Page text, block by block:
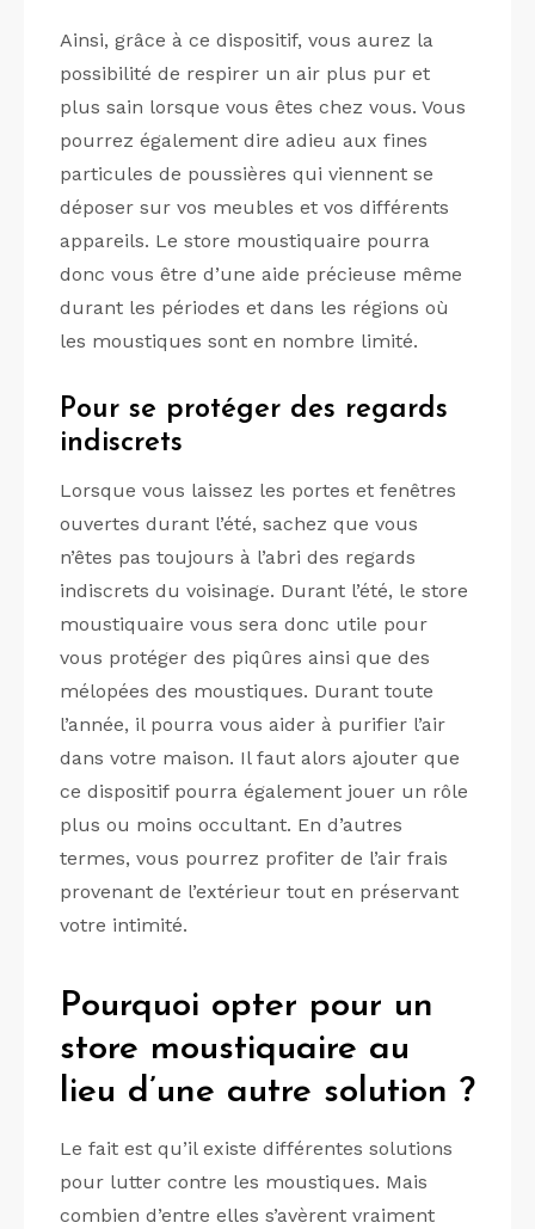
Ainsi, grâce à ce dispositif, vous aurez la
possibilité de respirer un air plus pur et
plus sain lorsque vous êtes chez vous. Vous
pourrez également dire adieu aux fines
particules de poussières qui viennent se
déposer sur vos meubles et vos différents
appareils. Le store moustiquaire pourra
donc vous être d’une aide précieuse même
durant les périodes et dans les régions où
les moustiques sont en nombre limité.
Pour se protéger des regards
indiscrets
Lorsque vous laissez les portes et fenêtres
ouvertes durant l’été, sachez que vous
n’êtes pas toujours à l’abri des regards
indiscrets du voisinage. Durant l’été, le store
moustiquaire vous sera donc utile pour
vous protéger des piqûres ainsi que des
mélopées des moustiques. Durant toute
l’année, il pourra vous aider à purifier l’air
dans votre maison. Il faut alors ajouter que
ce dispositif pourra également jouer un rôle
plus ou moins occultant. En d’autres
termes, vous pourrez profiter de l’air frais
provenant de l’extérieur tout en préservant
votre intimité.
Pourquoi opter pour un
store moustiquaire au
lieu d’une autre solution ?
Le fait est qu’il existe différentes solutions
pour lutter contre les moustiques. Mais
combien d’entre elles s’avèrent vraiment